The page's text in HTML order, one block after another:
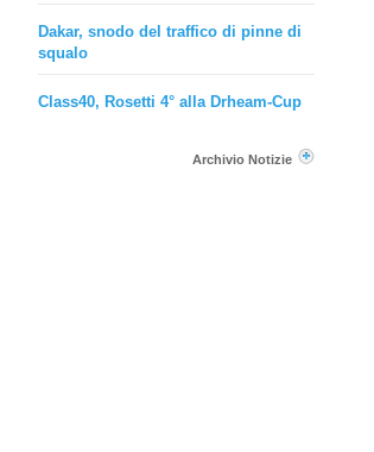
Dakar, snodo del traffico di pinne di
squalo
Class40, Rosetti 4° alla Drheam-Cup
Archivio Notizie